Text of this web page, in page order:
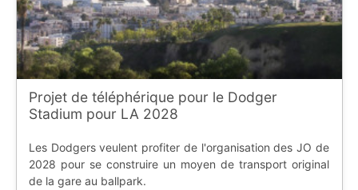
Projet de téléphérique pour le Dodger
Stadium pour LA 2028
Les Dodgers veulent profiter de l'organisation des JO de
2028 pour se construire un moyen de transport original
de la gare au ballpark.